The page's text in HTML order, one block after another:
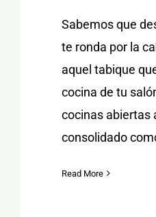
Sabemos que
te ronda por la
aquel tabique
cocina de tu
cocinas abiertas
consolidado
Read More